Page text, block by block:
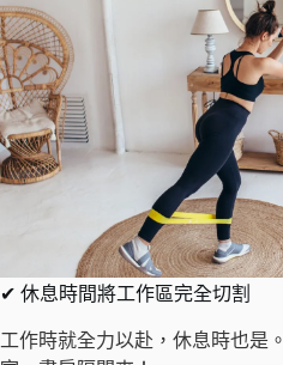
✔ 休息時間將工作區完全切割
工作時就全力以赴，休息時也是